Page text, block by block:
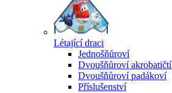
Létající draci
Jednošňůroví
Dvoušňůroví akrobatičtí
Dvoušňůroví padákoví
Příslušenství